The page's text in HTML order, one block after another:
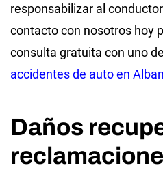
responsabilizar al
contacto con nosotros hoy
consulta gratuita con uno
accidentes de auto en
Daños